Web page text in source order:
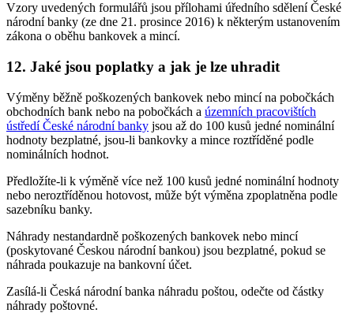
Vzory uvedených formulářů jsou přílohami úředního sdělení České
národní banky (ze dne 21. prosince 2016) k některým ustanovením
zákona o oběhu bankovek a mincí.
12. Jaké jsou poplatky a jak je lze uhradit
Výměny běžně poškozených bankovek nebo mincí na pobočkách
obchodních bank nebo na pobočkách a územních pracovištích
ústředí České národní banky jsou až do 100 kusů jedné nominální
hodnoty bezplatné, jsou-li bankovky a mince roztříděné podle
nominálních hodnot.
Předložíte-li k výměně více než 100 kusů jedné nominální hodnoty
nebo neroztříděnou hotovost, může být výměna zpoplatněna podle
sazebníku banky.
Náhrady nestandardně poškozených bankovek nebo mincí
(poskytované Českou národní bankou) jsou bezplatné, pokud se
náhrada poukazuje na bankovní účet.
Zasílá-li Česká národní banka náhradu poštou, odečte od částky
náhrady poštovné.